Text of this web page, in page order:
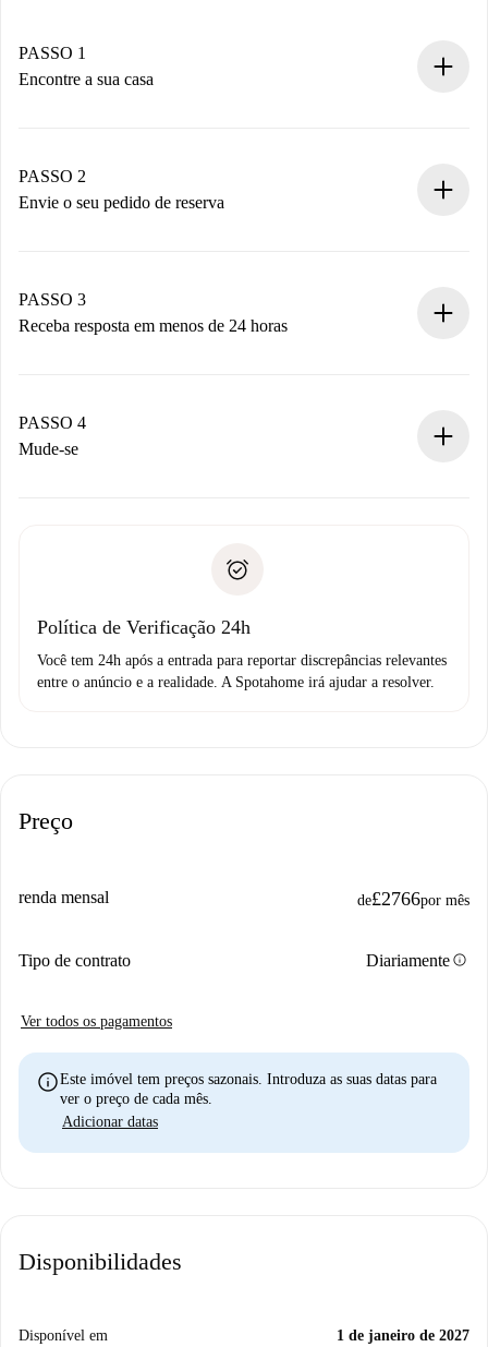
PASSO 1
Encontre a sua casa
Você tem todas as informações necessárias
antecipadamente.
PASSO 2
Envie o seu pedido de reserva
Não cobramos nada até que o proprietário confirme.
PASSO 3
Receba resposta em menos de 24 horas
proprietário.
Se recusada: não cobraremos nada e ofereceremos
Débito direto bancário
PASSO 4
Mude-se
não comunicar nenhum problema.
Política de Verificação 24h
Você tem 24h após a entrada para reportar discrepâncias relevantes
entre o anúncio e a realidade. A Spotahome irá ajudar a resolver.
Preço
renda mensal de£2766por mês
Tipo de contrato Diariamenteinfo
Ver todos os pagamentos
infoEste imóvel tem preços sazonais. Introduza as suas datas para
ver o preço de cada mês.
Adicionar datas
Disponibilidades
Disponível em 1 de janeiro de 2027